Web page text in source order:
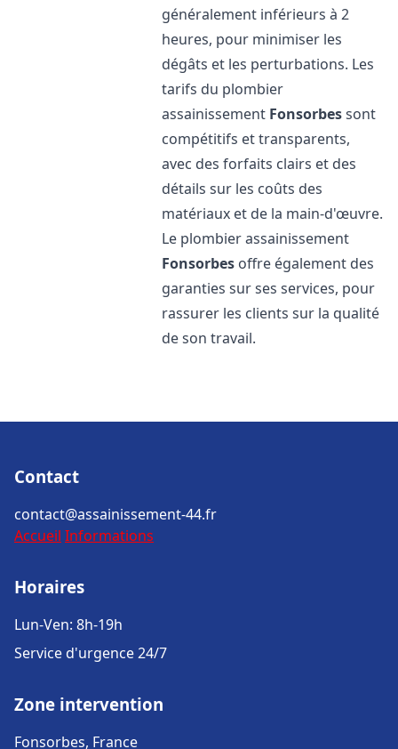
généralement inférieurs à 2
heures, pour minimiser les
dégâts et les perturbations. Les
tarifs du plombier
assainissement Fonsorbessont
compétitifs et transparents,
avec des forfaits clairs et des
détails sur les coûts des
matériaux et de la main-d'œuvre.
Le plombier assainissement
Fonsorbes offre également des
garanties sur ses services, pour
rassurer les clients sur la qualité
de son travail.
Contact
contact@assainissement-44.fr
Accueil Informations
Horaires
Lun-Ven: 8h-19h
Service d'urgence 24/7
Zone intervention
Fonsorbes, France